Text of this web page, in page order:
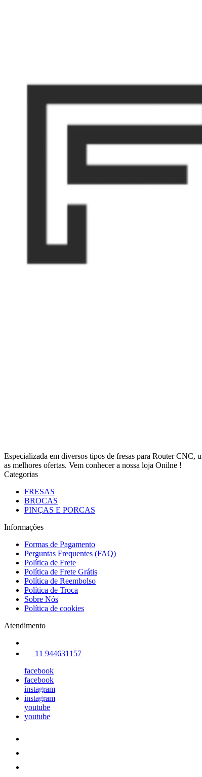
Especializada em diversos tipos de fresas para Router
as melhores ofertas. Vem conhecer a nossa loja Onilne !
Categorias
FRESAS
BROCAS
PINÇAS E PORCAS
Informações
Formas de Pagamento
Perguntas Frequentes (FAQ)
Política de Frete
Política de Frete Grátis
Política de Reembolso
Política de Troca
Sobre Nós
Política de cookies
Atendimento
11 944631157
facebook
facebook
instagram
instagram
youtube
youtube